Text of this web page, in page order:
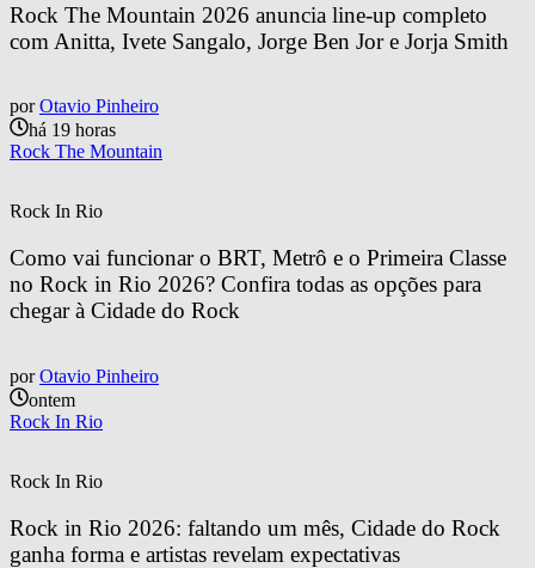
Rock The Mountain 2026 anuncia line-up completo
com Anitta, Ivete Sangalo, Jorge Ben Jor e Jorja Smith
por Otavio Pinheiro
há 19 horas
Rock The Mountain
Rock In Rio
Como vai funcionar o BRT, Metrô e o Primeira Classe
no Rock in Rio 2026? Confira todas as opções para
chegar à Cidade do Rock
por Otavio Pinheiro
ontem
Rock In Rio
Rock In Rio
Rock in Rio 2026: faltando um mês, Cidade do Rock
ganha forma e artistas revelam expectativas